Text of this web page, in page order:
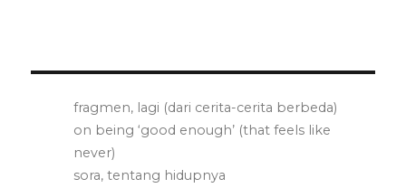
fragmen, lagi (dari cerita-cerita berbeda)
on being ‘good enough’ (that feels like
never)
sora, tentang hidupnya